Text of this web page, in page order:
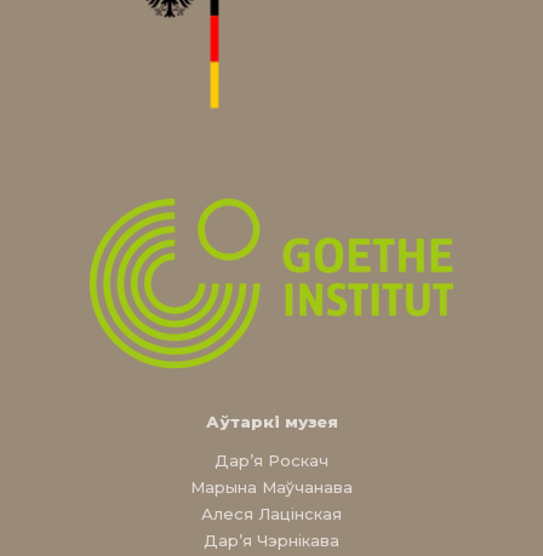
Аўтаркі музея
Дар’я Роскач
Марына Маўчанава
Алеся Лацінская
Дар’я Чэрнікава